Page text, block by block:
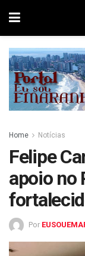
Home Notícias
Felipe
apoio no
Por